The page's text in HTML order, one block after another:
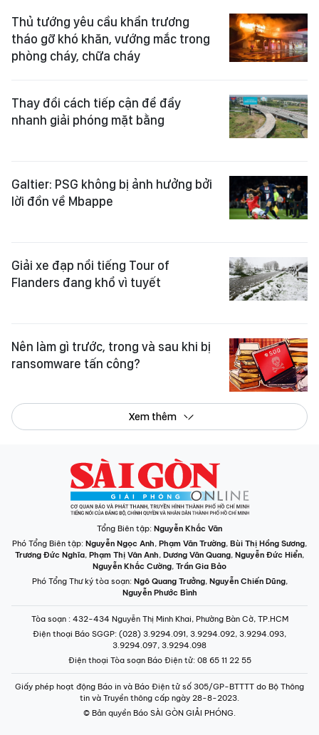
Thủ tướng yêu cầu khẩn trương
tháo gỡ khó khăn, vướng mắc trong
phòng cháy, chữa cháy
Thay đổi cách tiếp cận để đẩy
nhanh giải phóng mặt bằng
Galtier: PSG không bị ảnh hưởng bởi
lời đồn về Mbappe
Giải xe đạp nổi tiếng Tour of
Flanders đang khổ vì tuyết
Nên làm gì trước, trong và sau khi bị
ransomware tấn công?
Xem thêm
Tổng Biên tập: Nguyễn Khắc Văn
Phó Tổng Biên tập: Nguyễn Ngọc Anh, Phạm Văn Trường, Bùi Thị Hồng Sương,
Trương Đức Nghĩa, Phạm Thị Vân Anh, Dương Văn Quang, Nguyễn Đức Hiển,
Nguyễn Khắc Cường, Trần Gia Bảo
Phó Tổng Thư ký tòa soạn: Ngô Quang Trưởng, Nguyễn Chiến Dũng,
Nguyễn Phước Bình
Tòa soạn : 432-434 Nguyễn Thị Minh Khai, Phường Bàn Cờ, TP.HCM
Điện thoại Báo SGGP: (028) 3.9294.091, 3.9294.092, 3.9294.093,
3.9294.097, 3.9294.098
Điện thoại Tòa soạn Báo Điện tử: 08 65 11 22 55
Giấy phép hoạt động Báo in và Báo Điện tử số 305/GP-BTTTT do Bộ Thông
tin và Truyền thông cấp ngày 28-8-2023.
© Bản quyền Báo SÀI GÒN GIẢI PHÓNG.